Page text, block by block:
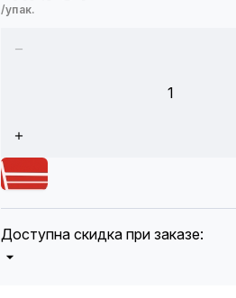
/упак.
1
Доступна скидка при заказе: